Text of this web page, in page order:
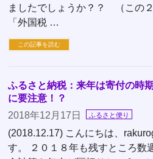
ましたでしょうか？？ （この２
「外国税 …
この記事を読む
ふるさと納税：来年は寄付の時
に要注意！？
2018年12月17日
ふるさと便り
(2018.12.17) こんにちは、
す。 ２０１８年も残すところ数